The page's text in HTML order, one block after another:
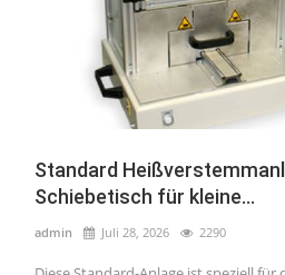
Standard
Schiebetisch für kleine...
admin Juli 28, 2026 2290